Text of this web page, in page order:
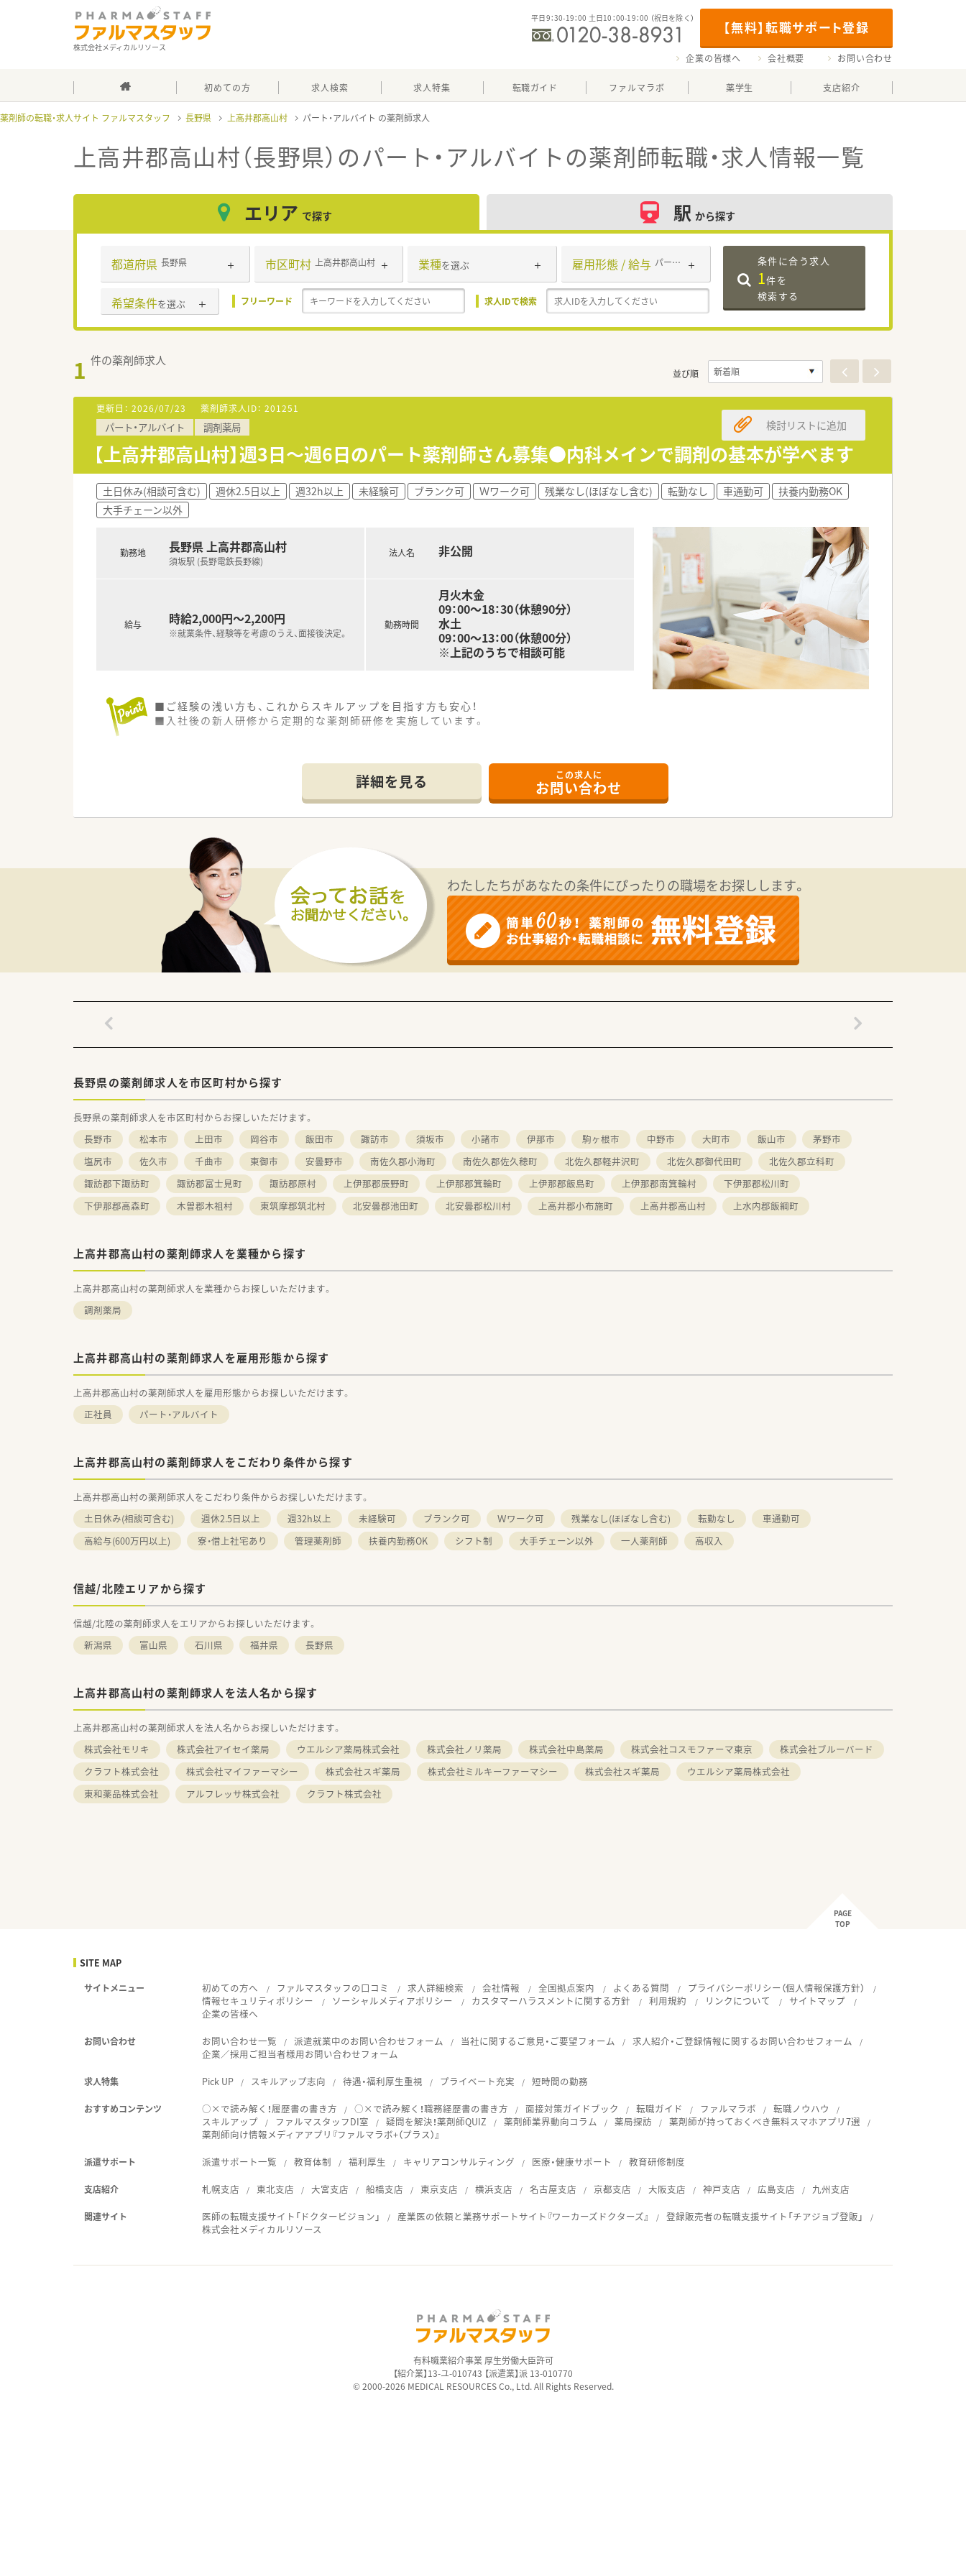
株式会社メディカルリソース
【無料】転職サポート登録
平日9：30-19：00 土日10：00-19：00 （祝日を除く）
企業の皆様へ 会社概要 お問い合わせ
初めての方 求人検索 求人特集 転職ガイド ファルマラボ 薬学生 支店紹介
薬剤師の転職・求人サイト ファルマスタッフ 長野県 上高井郡高山村 パート・アルバイト
上高井郡高山村（長野県）のパート・アルバイトの薬剤師転職・求人情報一覧
エリア で探す 駅 から探す
都道府県 長野県 市区町村 上高井郡高山村 業種を選ぶ 雇用形態 / 給与 パート・アルバイト
希望条件を選ぶ フリーワード 求人IDで検索
条件に合う求人
1件を
検索する
1 件の薬剤師求人
並び順
更新日： 2026/07/23 薬剤師求人ID： 201251
パート・アルバイト 調剤薬局
【上高井郡高山村】週3日～週6日のパート薬剤師さん募集●内科メインで調剤の基本が学べます
検討リストに追加
土日休み(相談可含む) 週休2.5日以上 週32h以上 未経験可 ブランク可 Ｗワーク可 残業なし(ほぼなし含む) 転勤なし 車通勤可
扶養内勤務OK
大手チェーン以外
勤務地 長野県 上高井郡高山村
須坂駅 (長野電鉄長野線)
給与 時給2,000円～2,200円
※就業条件、経験等を考慮のうえ、面接後決定。
法人名 非公開
勤務時間
月火木金
09：00～18：30（休憩90分）
水土
09：00～13：00（休憩00分）
※上記のうちで相談可能
■ご経験の浅い方も、これからスキルアップを目指す方も安心！
■入社後の新人研修から定期的な薬剤師研修を実施しています。
詳細を見る この求人に
お問い合わせ
わたしたちがあなたの条件にぴったりの職場をお探しします。
長野県の薬剤師求人を市区町村から探す
長野県の薬剤師求人を市区町村からお探しいただけます。
長野市
松本市 上田市 岡谷市 飯田市 諏訪市 須坂市 小諸市 伊那市 駒ヶ根市 中野市 大町市 飯山市
茅野市
塩尻市
佐久市 千曲市 東御市 安曇野市 南佐久郡小海町 南佐久郡佐久穂町 北佐久郡軽井沢町 北佐久郡御代田町
北佐久郡立科町
諏訪郡下諏訪町
諏訪郡富士見町 諏訪郡原村 上伊那郡辰野町 上伊那郡箕輪町 上伊那郡飯島町 上伊那郡南箕輪村
下伊那郡松川町
下伊那郡高森町
木曽郡木祖村 東筑摩郡筑北村 北安曇郡池田町 北安曇郡松川村 上高井郡小布施町 上高井郡高山村 上水内郡飯綱町
上高井郡高山村の薬剤師求人を業種から探す
上高井郡高山村の薬剤師求人を業種からお探しいただけます。
調剤薬局
上高井郡高山村の薬剤師求人を雇用形態から探す
上高井郡高山村の薬剤師求人を雇用形態からお探しいただけます。
正社員
パート・アルバイト
上高井郡高山村の薬剤師求人をこだわり条件から探す
上高井郡高山村の薬剤師求人をこだわり条件からお探しいただけます。
土日休み(相談可含む)
週休2.5日以上 週32h以上 未経験可 ブランク可 Ｗワーク可 残業なし(ほぼなし含む) 転勤なし
車通勤可
高給与(600万円以上)
寮・借上社宅あり 管理薬剤師 扶養内勤務OK シフト制 大手チェーン以外 一人薬剤師 高収入
信越/北陸エリアから探す
信越/北陸の薬剤師求人をエリアからお探しいただけます。
新潟県
富山県 石川県 福井県 長野県
上高井郡高山村の薬剤師求人を法人名から探す
上高井郡高山村の薬剤師求人を法人名からお探しいただけます。
株式会社モリキ
株式会社アイセイ薬局 ウエルシア薬局株式会社 株式会社ノリ薬局 株式会社中島薬局 株式会社コスモファーマ東京
株式会社ブルーバード
クラフト株式会社
株式会社マイファーマシー 株式会社スギ薬局 株式会社ミルキーファーマシー 株式会社スギ薬局
ウエルシア薬局株式会社
東和薬品株式会社
アルフレッサ株式会社 クラフト株式会社
PAGE
TOP
SITE MAP
サイトメニュー 初めての方へ ファルマスタッフの口コミ 求人詳細検索 会社情報 全国拠点案内 よくある質問
プライバシーポリシー（個人情報保護方針）
情報セキュリティポリシー
ソーシャルメディアポリシー カスタマーハラスメントに関する方針 利用規約 リンクについて
サイトマップ
企業の皆様へ
お問い合わせ お問い合わせ一覧 派遣就業中のお問い合わせフォーム 当社に関するご意見・ご要望フォーム
求人紹介・ご登録情報に関するお問い合わせフォーム
企業／採用ご担当者様用お問い合わせフォーム
求人特集 Pick UP スキルアップ志向 待遇・福利厚生重視 プライベート充実 短時間の勤務
おすすめコンテンツ ○×で読み解く！履歴書の書き方 ○×で読み解く！職務経歴書の書き方 面接対策ガイドブック 転職ガイド ファルマラボ
転職ノウハウ
スキルアップ
ファルマスタッフDI室 疑問を解決！薬剤師QUIZ 薬剤師業界動向コラム 薬局探訪
薬剤師が持っておくべき無料スマホアプリ7選
薬剤師向け情報メディアアプリ『ファルマラボ+（プラス）』
派遣サポート 派遣サポート一覧 教育体制 福利厚生 キャリアコンサルティング 医療・健康サポート 教育研修制度
支店紹介 札幌支店 東北支店 大宮支店 船橋支店 東京支店 横浜支店 名古屋支店 京都支店 大阪支店 神戸支店 広島支店 九州支店
関連サイト 医師の転職支援サイト「ドクタービジョン」 産業医の依頼と業務サポートサイト『ワーカーズドクターズ』
登録販売者の転職支援サイト「チアジョブ登販」
株式会社メディカルリソース
有料職業紹介事業 厚生労働大臣許可
【紹介業】13-ユ-010743 【派遣業】派 13-010770
© 2000-2026 MEDICAL RESOURCES Co., Ltd. All Rights Reserved.